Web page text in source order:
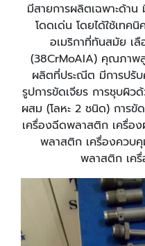
มีสายการผลิตเฉพาะด้า
โดดเด่น โดยได้ใช้เทค
อเมริกาที่ทันสมัย เ
(38CrMoAIA) คุณภาพสู
ผลิตที่ประณีต มีการปรั
รูปการขัดเจียร การชุบผิวด้
ผสม (โลหะ 2 ชนิด) การขั
เครื่องฉีดพลาสติก เครื่อ
พลาสติก เครื่องคว
พลาสติก เครื่